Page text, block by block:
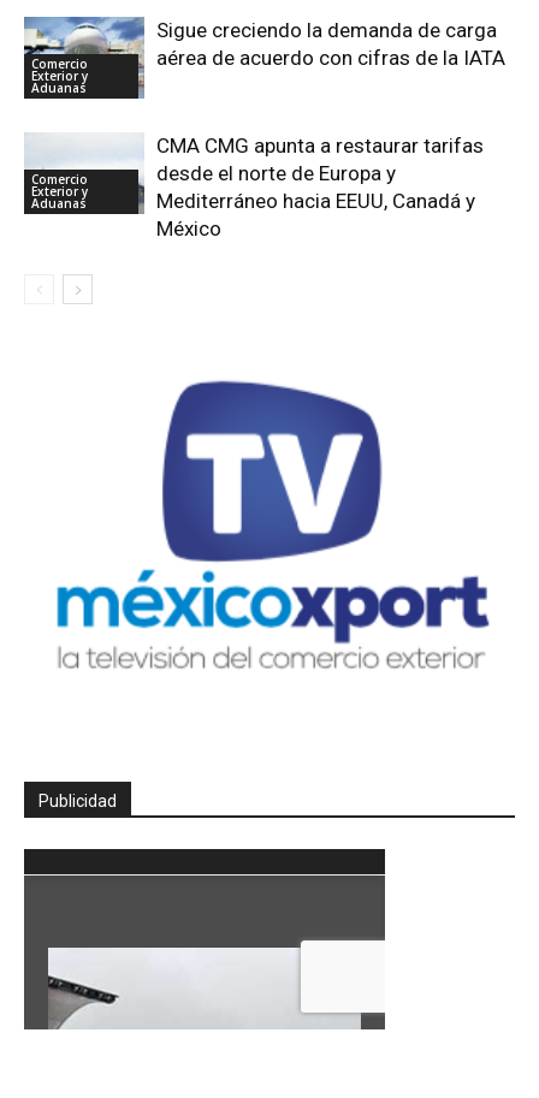
Comercio
Exterior y
Aduanas
Sigue creciendo la demanda de carga
aérea de acuerdo con cifras de la IATA
Comercio
Exterior y
Aduanas
CMA CMG apunta a restaurar tarifas
desde el norte de Europa y
Mediterráneo hacia EEUU, Canadá y
México
Publicidad